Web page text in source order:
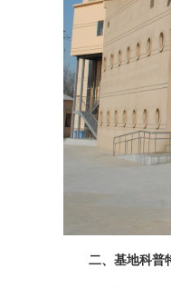
二、基地科普